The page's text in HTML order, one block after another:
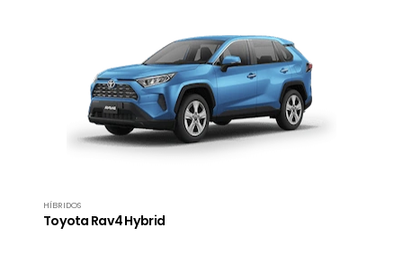
HÍBRIDOS
Toyota Rav4 Hybrid